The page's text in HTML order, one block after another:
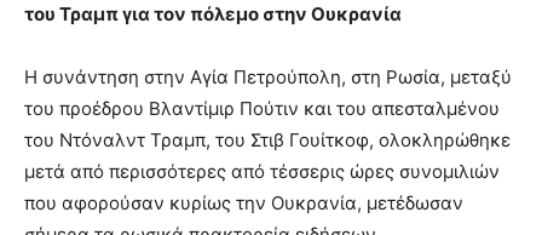
του Τραμπ για τον πόλεμο στην Ουκρανία
Η συνάντηση στην Αγία Πετρούπολη, στη Ρωσία, μεταξύ
του προέδρου Βλαντίμιρ Πούτιν και του απεσταλμένου
του Ντόναλντ Τραμπ, του Στιβ Γουίτκοφ, ολοκληρώθηκε
μετά από περισσότερες από τέσσερις ώρες συνομιλιών
που αφορούσαν κυρίως την Ουκρανία, μετέδωσαν